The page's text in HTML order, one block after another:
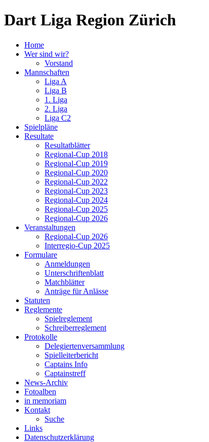
Dart Liga Region Zürich
Home
Wer sind wir?
Vorstand
Mannschaften
Liga A
Liga B
1. Liga
2. Liga
Liga C2
Spielpläne
Resultate
Resultatblätter
Regional-Cup 2018
Regional-Cup 2019
Regional-Cup 2020
Regional-Cup 2022
Regional-Cup 2023
Regional-Cup 2024
Regional-Cup 2025
Regional-Cup 2026
Veranstaltungen
Regional-Cup 2026
Interregio-Cup 2025
Formulare
Anmeldungen
Unterschriftenblatt
Matchblätter
Anträge für Anlässe
Statuten
Reglemente
Spielreglement
Schreiberreglement
Protokolle
Delegiertenversammlung
Spielleiterbericht
Captains Info
Captainstreff
News-Archiv
Fotoalben
in memoriam
Kontakt
Suche
Links
Datenschutzerklärung